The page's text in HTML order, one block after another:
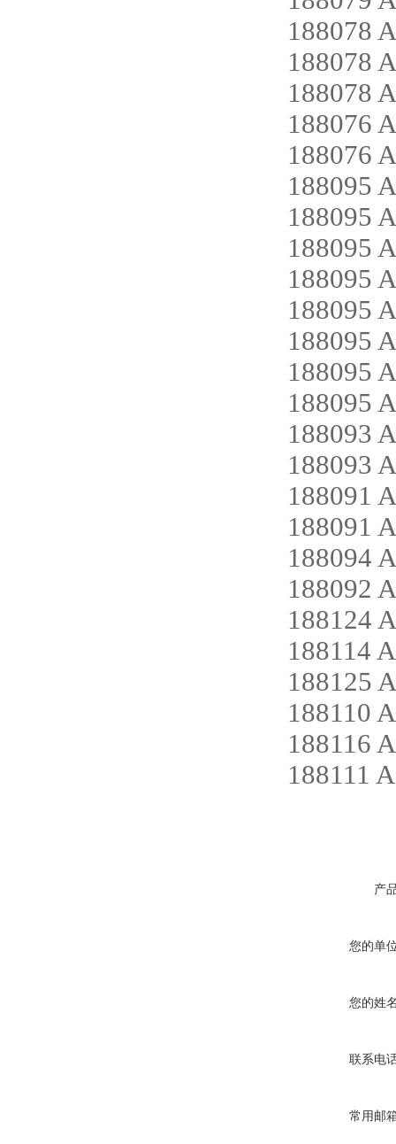
188078
188078
188078
188076
188076
188095
188095
188095
188095
188095
188095
188095
188095
188093
188093
188091
188091
188094
188092
188124
188114
188125
188110
188116
188111
产
您的单
您的姓
联系电
常用邮